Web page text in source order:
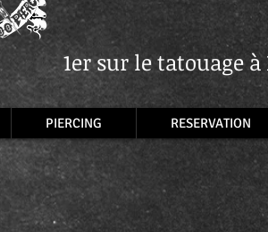
1er sur le tatouage à
PIERCING RESERVATION